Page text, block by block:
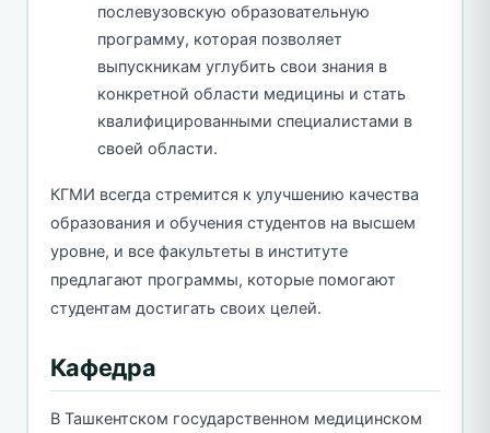
послевузовскую образовательную
программу, которая позволяет
выпускникам углубить свои знания в
конкретной области медицины и стать
квалифицированными специалистами в
своей области.
КГМИ всегда стремится к улучшению качества
образования и обучения студентов на высшем
уровне, и все факультеты в институте
предлагают программы, которые помогают
студентам достигать своих целей.
Кафедра
В Ташкентском государственном медицинском